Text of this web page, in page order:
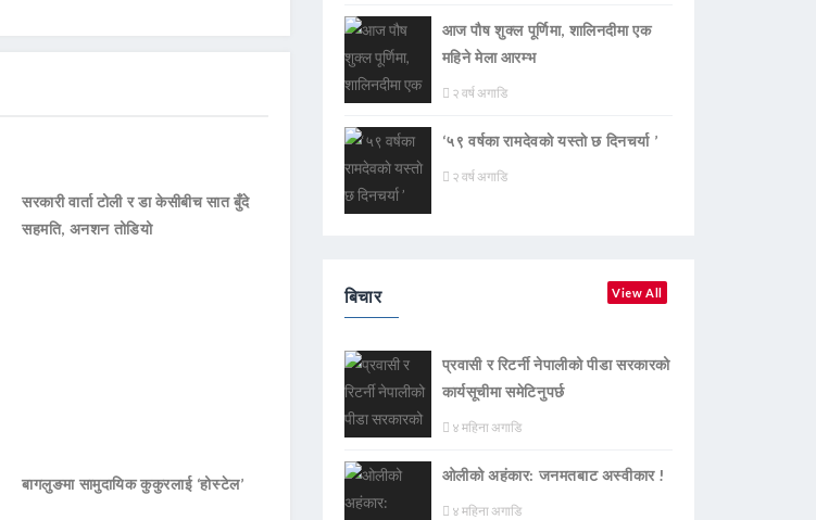
सरकारी वार्ता टोली र डा केसीबीच सात बुँदे
सहमति, अनशन तोडियो
बागलुङमा सामुदायिक कुकुरलाई ‘होस्टेल’
आज पौष शुक्ल पूर्णिमा, शालिनदीमा एक
महिने मेला आरम्भ
२ वर्ष अगाडि
‘५९ वर्षका रामदेवकाे यस्ताे छ दिनचर्या ’
२ वर्ष अगाडि
बिचार View All
प्रवासी र रिटर्नी नेपालीको पीडा सरकारको
कार्यसूचीमा समेटिनुपर्छ
४ महिना अगाडि
ओलीको अहंकार: जनमतबाट अस्वीकार !
४ महिना अगाडि